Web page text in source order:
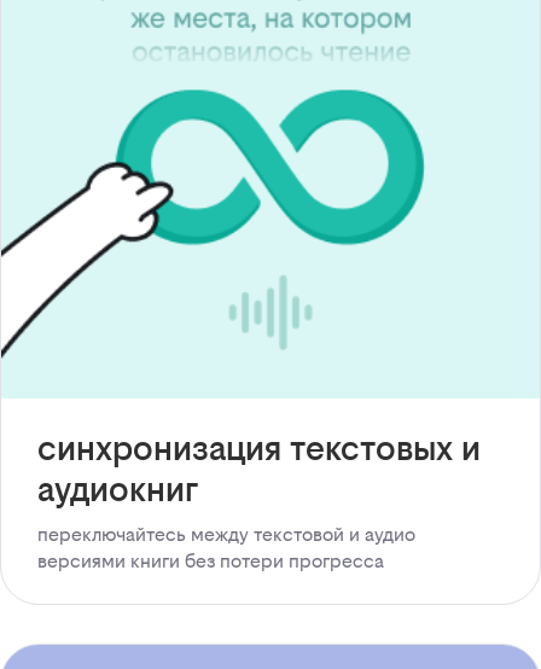
синхронизация текстовых и
аудиокниг
переключайтесь между текстовой и аудио
версиями книги без потери прогресса